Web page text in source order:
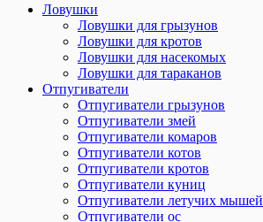
Ловушки
Ловушки для грызунов
Ловушки для кротов
Ловушки для насекомых
Ловушки для тараканов
Отпугиватели
Отпугиватели грызунов
Отпугиватели змей
Отпугиватели комаров
Отпугиватели котов
Отпугиватели кротов
Отпугиватели куниц
Отпугиватели летучих мышей
Отпугиватели ос